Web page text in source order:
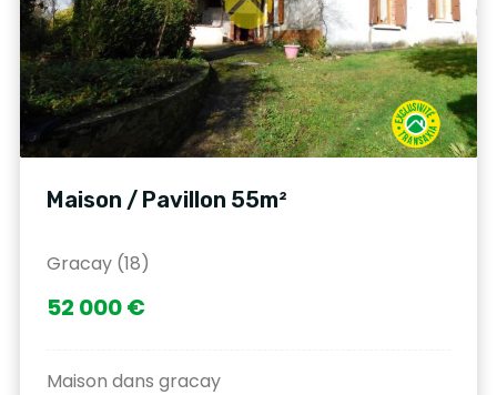
Maison / Pavillon 55m²
Gracay (18)
52 000 €
Maison dans gracay